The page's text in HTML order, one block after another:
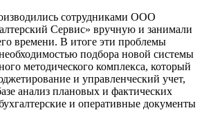
сотрудниками ООО
Сервис» вручную и занимали
времени. В итоге эти проблемы
подбора новой системы
методического комплекса, который
и управленческий учет,
анализ плановых и фактических
и оперативные документы